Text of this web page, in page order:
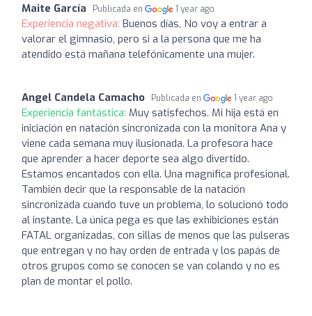
Maite García Publicada en 1 year ago
Experiencia negativa: Buenos días, No voy a entrar a
valorar el gimnasio, pero si a la persona que me ha
atendido está mañana telefónicamente una mujer.
Angel Candela Camacho Publicada en 1 year ago
Experiencia fantástica: Muy satisfechos. Mi hija está en
iniciación en natación sincronizada con la monitora Ana y
viene cada semana muy ilusionada. La profesora hace
que aprender a hacer deporte sea algo divertido.
Estamos encantados con ella. Una magnífica profesional.
También decir que la responsable de la natación
sincronizada cuando tuve un problema, lo solucionó todo
al instante. La única pega es que las exhibiciones están
FATAL organizadas, con sillas de menos que las pulseras
que entregan y no hay orden de entrada y los papás de
otros grupos como se conocen se van colando y no es
plan de montar el pollo.